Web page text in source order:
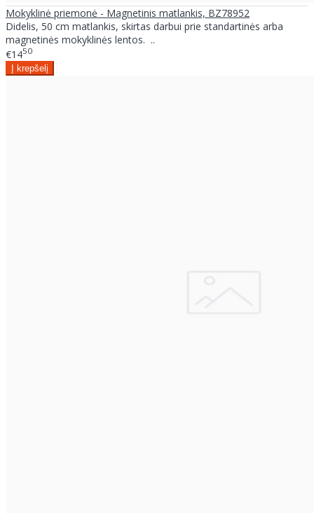
Mokyklinė priemonė - Magnetinis matlankis, BZ78952
Didelis, 50 cm matlankis, skirtas darbui prie standartinės arba
magnetinės mokyklinės lentos. ..
€1450